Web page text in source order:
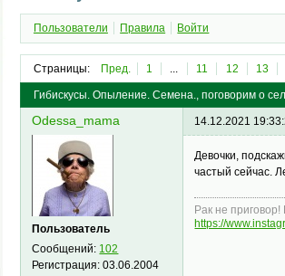
Пользователи Правила Войти
Страницы: Пред. 1 ... 11 12 13
Гибискусы. Опыление. Семена., поговорим о
Odessa_mama
Пользователь
Сообщений: 102
Регистрация:03.06.2004
14.12.2021
Девочки,
частый сейчас.
Рак не
https://